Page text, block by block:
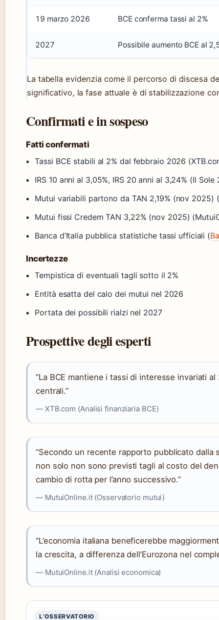
19 marzo 2026 BCE conferma tassi al 2%
2027 Possibile aumento BCE al
La tabella evidenzia come il percorso di discesa
significativo, la fase attuale è di stabilizzazione
Confirmati e in sospeso
Fatti confermati
Tassi BCE stabili al 2% dal febbraio 2026
IRS 10 anni al 3,05%, IRS 20 anni al 3,24% (Il Sole
Mutui variabili partono da TAN 2,19% (nov 2025)
Mutui fissi Credem TAN 3,22% (nov 2025)
Banca d’Italia pubblica statistiche tassi ufficiali (
Incertezze
Tempistica di eventuali tagli sotto il 2%
Entità esatta del calo dei mutui nel 2026
Portata dei possibili rialzi nel 2027
Prospettive degli esperti
“La BCE mantiene i tassi di interesse invariati
centrali.”
— XTB.com (Analisi finanziaria BCE)
“Secondo un recente rapporto pubblicato dalla
non solo non sono previsti tagli al costo del
cambio di rotta per l’anno successivo.”
— MutuiOnline.it (Osservatorio mutui)
“L’economia italiana beneficerebbe
la crescita, a differenza dell’Eurozona nel
— MutuiOnline.it (Analisi economica)
L’OSSERVATORIO